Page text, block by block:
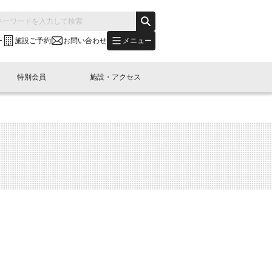
施設ご予約 お問い合わせ メニュー
別会員開催
展・参加
"LINK-BioBAY TOKYO"？
(News Letter)
コラム
ュース・事業紹介
ベント
LINK-J WEST
容
本橋エリアについて
特別会員
し込み
施設・アクセス
予約